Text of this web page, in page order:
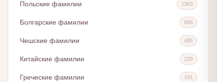
Польские фамилии 1363
Болгарские фамилии 966
Чешские фамилии 485
Китайские фамилии 229
Греческие фамилии 191